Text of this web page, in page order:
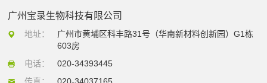
广州宝录生物科技有限公司
地址：
广州市黄埔区科丰路31号（华南新材料创新园）G1栋
603房
电话：
020-34393445